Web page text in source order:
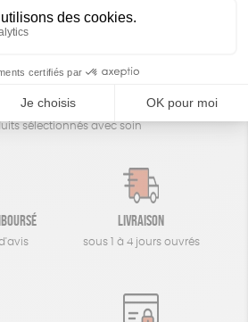
achat éco-responsable
sélectionnés avec soin
Livraison
sous 1 à 4 jours ouvrés